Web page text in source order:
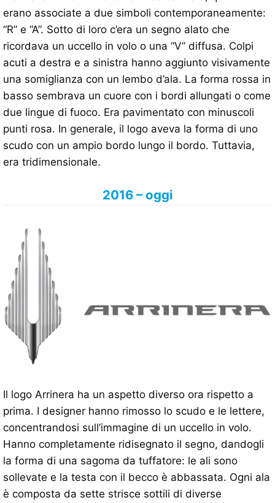
erano associate a due simboli contemporaneamente:
“R” e “A”. Sotto di loro c’era un segno alato che
ricordava un uccello in volo o una “V” diffusa. Colpi
acuti a destra e a sinistra hanno aggiunto visivamente
una somiglianza con un lembo d’ala. La forma rossa in
basso sembrava un cuore con i bordi allungati o come
due lingue di fuoco. Era pavimentato con minuscoli
punti rosa. In generale, il logo aveva la forma di uno
scudo con un ampio bordo lungo il bordo. Tuttavia,
era tridimensionale.
2016 – oggi
Il logo Arrinera ha un aspetto diverso ora rispetto a
prima. I designer hanno rimosso lo scudo e le lettere,
concentrandosi sull’immagine di un uccello in volo.
Hanno completamente ridisegnato il segno, dandogli
la forma di una sagoma da tuffatore: le ali sono
sollevate e la testa con il becco è abbassata. Ogni ala
è composta da sette strisce sottili di diverse